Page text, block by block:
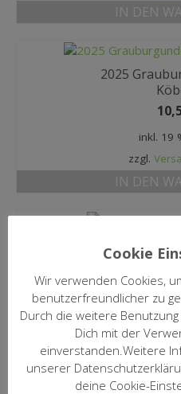
ZUR PERSON
PHILOSOPHIE
IN DEN
2025
inkl. 19
zzgl.
IN DEN
2025
inkl. 19
zzgl.
IN DEN
Cookie
Wir verwenden Cookies,
benutzerfreundlicher zu
Durch die weitere
Dich mit der
einverstanden.Weitere
unserer
deine Cookie-